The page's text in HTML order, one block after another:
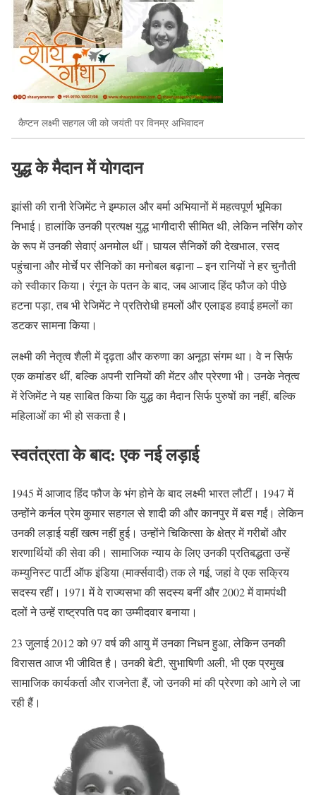
कैप्टन लक्ष्मी सहगल जी को जयंती पर विनम्र अभिवादन
युद्ध के मैदान में योगदान
झांसी की रानी रेजिमेंट ने इम्फाल और बर्मा अभियानों में महत्वपूर्ण भूमिका
निभाई। हालांकि उनकी प्रत्यक्ष युद्ध भागीदारी सीमित थी, लेकिन नर्सिंग कोर
के रूप में उनकी सेवाएं अनमोल थीं। घायल सैनिकों की देखभाल, रसद
पहुंचाना और मोर्चे पर सैनिकों का मनोबल बढ़ाना – इन रानियों ने हर चुनौती
को स्वीकार किया। रंगून के पतन के बाद, जब आजाद हिंद फौज को पीछे
हटना पड़ा, तब भी रेजिमेंट ने प्रतिरोधी हमलों और एलाइड हवाई हमलों का
डटकर सामना किया।
लक्ष्मी की नेतृत्व शैली में दृढ़ता और करुणा का अनूठा संगम था। वे न सिर्फ
एक कमांडर थीं, बल्कि अपनी रानियों की मेंटर और प्रेरणा भी। उनके नेतृत्व
में रेजिमेंट ने यह साबित किया कि युद्ध का मैदान सिर्फ पुरुषों का नहीं, बल्कि
महिलाओं का भी हो सकता है।
स्वतंत्रता के बाद: एक नई लड़ाई
1945 में आजाद हिंद फौज के भंग होने के बाद लक्ष्मी भारत लौटीं। 1947 में
उन्होंने कर्नल प्रेम कुमार सहगल से शादी की और कानपुर में बस गईं। लेकिन
उनकी लड़ाई यहीं खत्म नहीं हुई। उन्होंने चिकित्सा के क्षेत्र में गरीबों और
शरणार्थियों की सेवा की। सामाजिक न्याय के लिए उनकी प्रतिबद्धता उन्हें
कम्युनिस्ट पार्टी ऑफ इंडिया (मार्क्सवादी) तक ले गई, जहां वे एक सक्रिय
सदस्य रहीं। 1971 में वे राज्यसभा की सदस्य बनीं और 2002 में वामपंथी
दलों ने उन्हें राष्ट्रपति पद का उम्मीदवार बनाया।
23 जुलाई 2012 को 97 वर्ष की आयु में उनका निधन हुआ, लेकिन उनकी
विरासत आज भी जीवित है। उनकी बेटी, सुभाषिणी अली, भी एक प्रमुख
सामाजिक कार्यकर्ता और राजनेता हैं, जो उनकी मां की प्रेरणा को आगे ले जा
रही हैं।